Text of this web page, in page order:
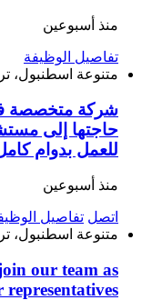
منذ أسبوعين
تفاصيل الوظيفة
متنوعة اسطنبول،
شركة متخصصة
للعمل بدوام
منذ أسبوعين
اتصل تفاصيل
متنوعة اسطنبول،
our team as
representatives